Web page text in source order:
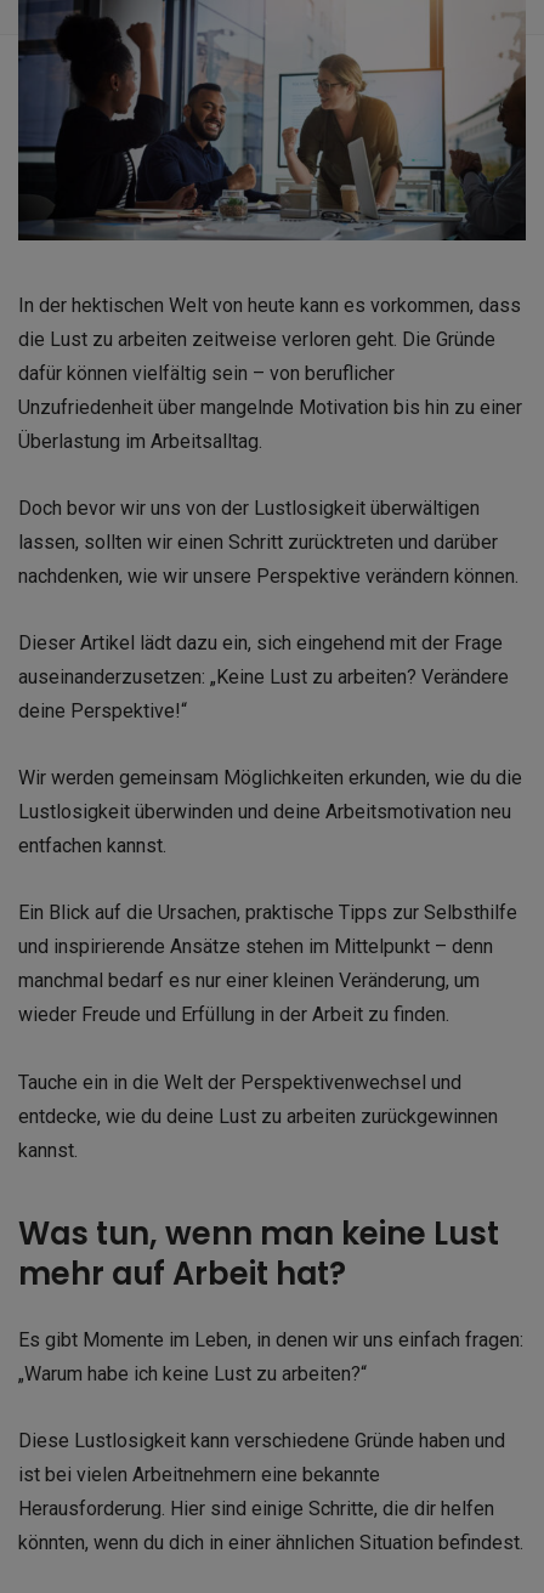
In der hektischen Welt von heute kann es vorkommen, dass
die Lust zu arbeiten zeitweise verloren geht. Die Gründe
dafür können vielfältig sein – von beruflicher
Unzufriedenheit über mangelnde Motivation bis hin zu einer
Überlastung im Arbeitsalltag.
Doch bevor wir uns von der Lustlosigkeit überwältigen
lassen, sollten wir einen Schritt zurücktreten und darüber
nachdenken, wie wir unsere Perspektive verändern können.
Dieser Artikel lädt dazu ein, sich eingehend mit der Frage
auseinanderzusetzen: „Keine Lust zu arbeiten? Verändere
deine Perspektive!“
Wir werden gemeinsam Möglichkeiten erkunden, wie du die
Lustlosigkeit überwinden und deine Arbeitsmotivation neu
entfachen kannst.
Ein Blick auf die Ursachen, praktische Tipps zur Selbsthilfe
und inspirierende Ansätze stehen im Mittelpunkt – denn
manchmal bedarf es nur einer kleinen Veränderung, um
wieder Freude und Erfüllung in der Arbeit zu finden.
Tauche ein in die Welt der Perspektivenwechsel und
entdecke, wie du deine Lust zu arbeiten zurückgewinnen
kannst.
Was tun, wenn man keine Lust
mehr auf Arbeit hat?
Es gibt Momente im Leben, in denen wir uns einfach fragen:
„Warum habe ich keine Lust zu arbeiten?“
Diese Lustlosigkeit kann verschiedene Gründe haben und
ist bei vielen Arbeitnehmern eine bekannte
Herausforderung. Hier sind einige Schritte, die dir helfen
könnten, wenn du dich in einer ähnlichen Situation befindest.